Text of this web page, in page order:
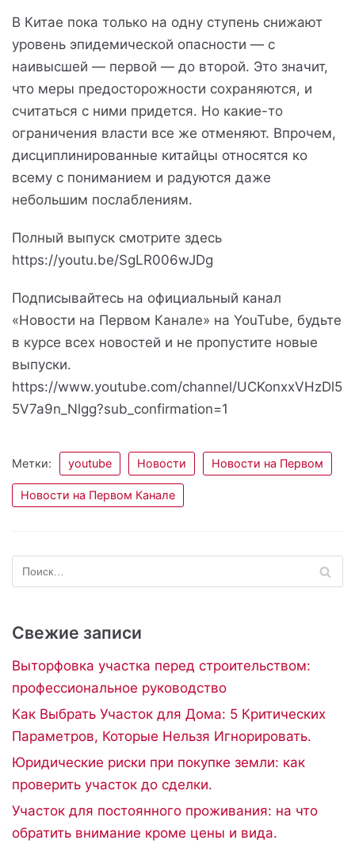
В Китае пока только на одну ступень снижают
уровень эпидемической опасности — с
наивысшей — первой — до второй. Это значит,
что меры предосторожности сохраняются, и
считаться с ними придется. Но какие-то
ограничения власти все же отменяют. Впрочем,
дисциплинированные китайцы относятся ко
всему с пониманием и радуются даже
небольшим послаблениям.
Полный выпуск смотрите здесь
https://youtu.be/SgLR006wJDg
Подписывайтесь на официальный канал
«Новости на Первом Канале» на YouTube, будьте
в курсе всех новостей и не пропустите новые
выпуски.
https://www.youtube.com/channel/UCKonxxVHzDl5
5V7a9n_Nlgg?sub_confirmation=1
Метки: youtube Новости Новости на Первом
Новости на Первом Канале
Свежие записи
Выторфовка участка перед строительством:
профессиональное руководство
Как Выбрать Участок для Дома: 5 Критических
Параметров, Которые Нельзя Игнорировать.
Юридические риски при покупке земли: как
проверить участок до сделки.
Участок для постоянного проживания: на что
обратить внимание кроме цены и вида.